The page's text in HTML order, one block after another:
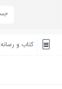
کتاب و رسانه